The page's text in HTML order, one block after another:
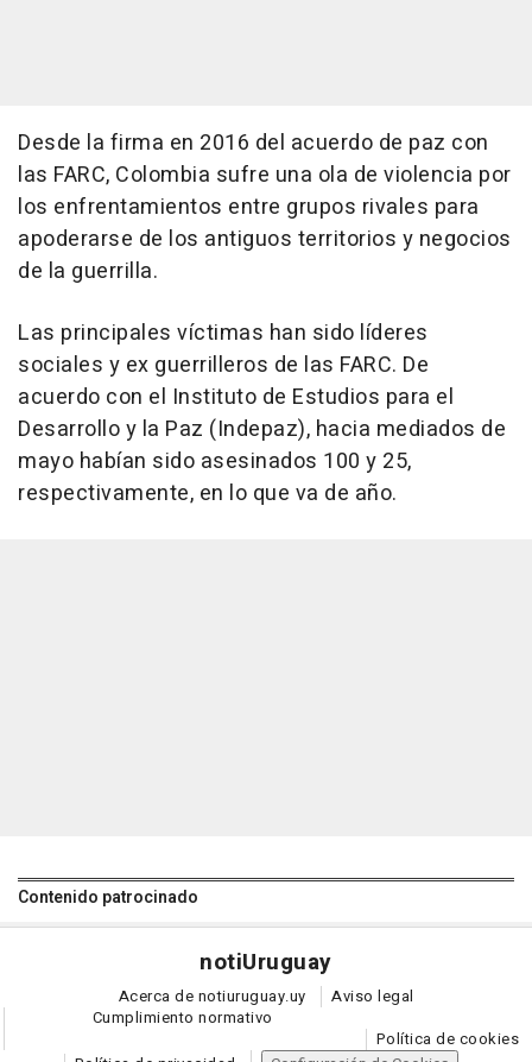
Desde la firma en 2016 del acuerdo de paz con
las FARC, Colombia sufre una ola de violencia por
los enfrentamientos entre grupos rivales para
apoderarse de los antiguos territorios y negocios
de la guerrilla.
Las principales víctimas han sido líderes
sociales y ex guerrilleros de las FARC. De
acuerdo con el Instituto de Estudios para el
Desarrollo y la Paz (Indepaz), hacia mediados de
mayo habían sido asesinados 100 y 25,
respectivamente, en lo que va de año.
Contenido patrocinado
notiUruguay
Acerca de notiuruguay.uy
Aviso legal
Cumplimiento normativo
Política de cookies